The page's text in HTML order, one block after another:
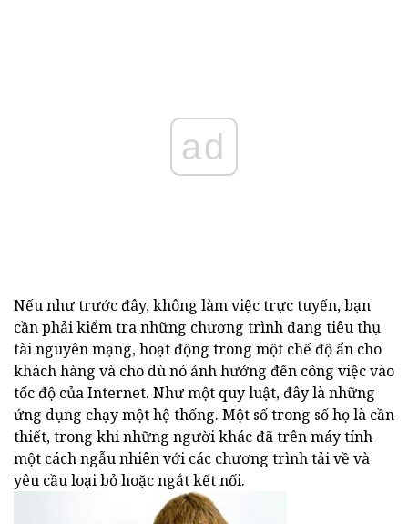
ad
Nếu như trước đây, không làm việc trực tuyến, bạn
cần phải kiểm tra những chương trình đang tiêu thụ
tài nguyên mạng, hoạt động trong một chế độ ẩn cho
khách hàng và cho dù nó ảnh hưởng đến công việc vào
tốc độ của Internet. Như một quy luật, đây là những
ứng dụng chạy một hệ thống. Một số trong số họ là cần
thiết, trong khi những người khác đã trên máy tính
một cách ngẫu nhiên với các chương trình tải về và
yêu cầu loại bỏ hoặc ngắt kết nối.